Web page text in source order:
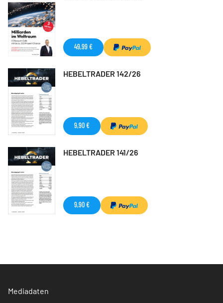
49,99 €
HEBELTRADER 142/26
9,90 €
HEBELTRADER 141/26
9,90 €
Mediadaten